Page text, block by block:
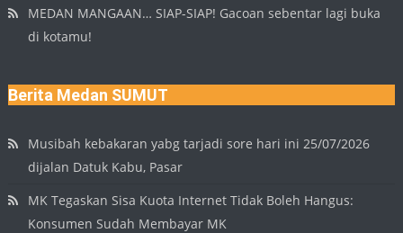
MEDAN MANGAAN… SIAP-SIAP! Gacoan sebentar lagi buka
di kotamu!
Berita Medan SUMUT
Musibah kebakaran yabg tarjadi sore hari ini 25/07/2026
dijalan Datuk Kabu, Pasar
MK Tegaskan Sisa Kuota Internet Tidak Boleh Hangus:
Konsumen Sudah Membayar MK